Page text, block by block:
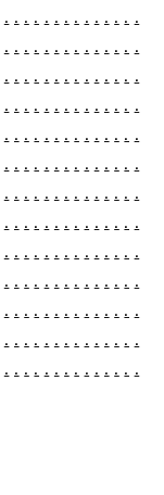
. . . . . . . . . . . . . .
. . . . . . . . . . . . . .
. . . . . . . . . . . . . .
. . . . . . . . . . . . . .
. . . . . . . . . . . . . .
. . . . . . . . . . . . . .
. . . . . . . . . . . . . .
. . . . . . . . . . . . . .
. . . . . . . . . . . . . .
. . . . . . . . . . . . . .
. . . . . . . . . . . . . .
. . . . . . . . . . . . . .
. . . . . . . . . . . . . .